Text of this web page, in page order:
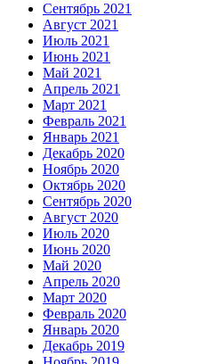
Сентябрь 2021
Август 2021
Июль 2021
Июнь 2021
Май 2021
Апрель 2021
Март 2021
Февраль 2021
Январь 2021
Декабрь 2020
Ноябрь 2020
Октябрь 2020
Сентябрь 2020
Август 2020
Июль 2020
Июнь 2020
Май 2020
Апрель 2020
Март 2020
Февраль 2020
Январь 2020
Декабрь 2019